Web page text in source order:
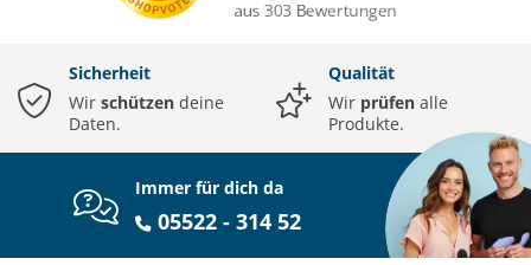
Sicherheit
Wir schützen deine
Daten.
Qualität
Wir prüfen alle
Produkte.
Immer für dich da
05522 - 314 52